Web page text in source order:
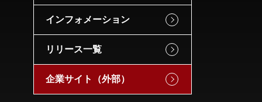
インフォメーション
リリース一覧
企業サイト（外部）